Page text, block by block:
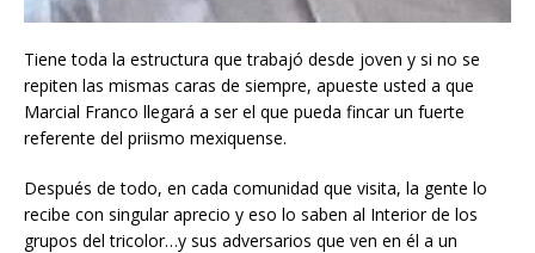
Tiene toda la estructura que trabajó desde joven y si no se
repiten las mismas caras de siempre, apueste usted a que
Marcial Franco llegará a ser el que pueda fincar un fuerte
referente del priismo mexiquense.
Después de todo, en cada comunidad que visita, la gente lo
recibe con singular aprecio y eso lo saben al Interior de los
grupos del tricolor…y sus adversarios que ven en él a un